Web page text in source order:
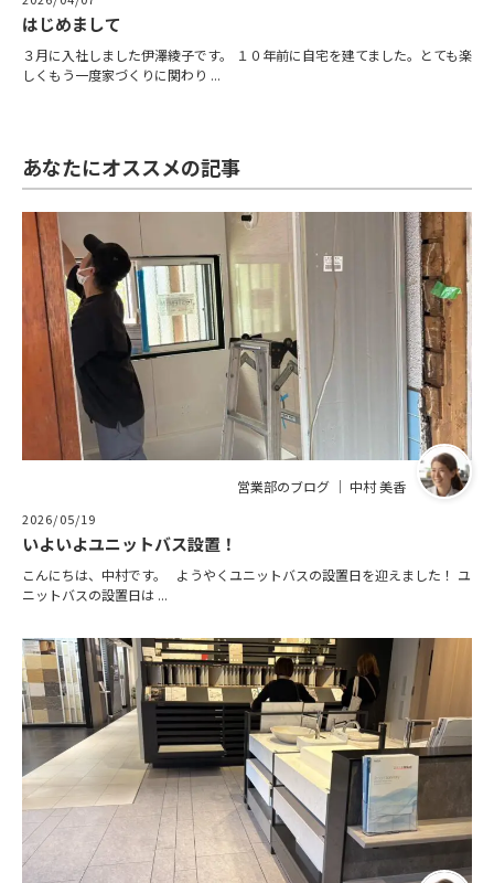
はじめまして
３月に入社しました伊澤綾子です。 １０年前に自宅を建てました。とても楽
しくもう一度家づくりに関わり ...
あなたにオススメの記事
営業部のブログ ｜ 中村 美香
2026/05/19
いよいよユニットバス設置！
こんにちは、中村です。 ようやくユニットバスの設置日を迎えました！ ユ
ニットバスの設置日は ...